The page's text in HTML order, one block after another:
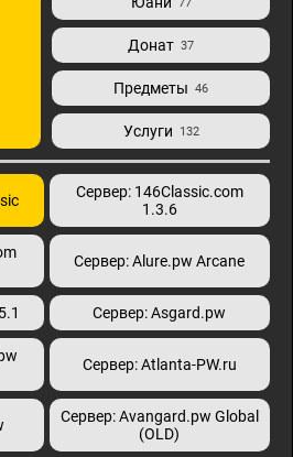
Донат 37
Предметы 46
Услуги 132
Сервер: 146Classic.com
1.3.6
Сервер: Alure.pw Arcane
Сервер: Asgard.pw
Сервер: Atlanta-PW.ru
Сервер: Avangard.pw Global
(OLD)